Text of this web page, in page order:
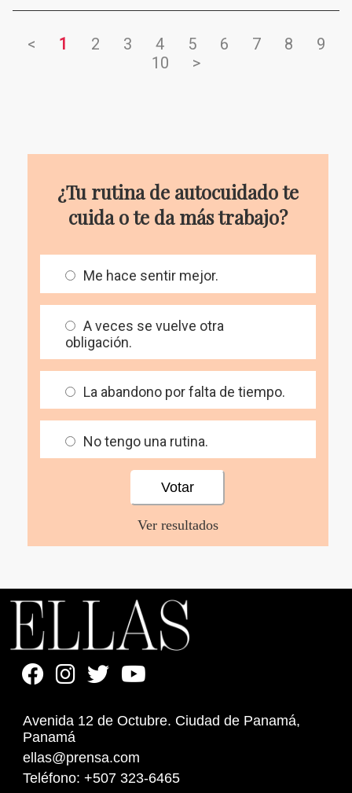
< 1 2 3 4 5 6 7 8
9
10
>
¿Tu rutina de autocuidado te
cuida o te da más trabajo?
Me hace sentir mejor.
A veces se vuelve otra
obligación.
La abandono por falta de tiempo.
No tengo una rutina.
Ver resultados
Avenida 12 de Octubre. Ciudad de Panamá,
Panamá
ellas@prensa.com
Teléfono: +507 323-6465